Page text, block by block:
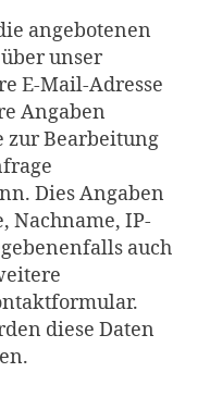
angebotenen
unser
E-Mail-Adresse
Angaben
zur Bearbeitung
Dies Angaben
Nachname, IP-
auch
diese Daten